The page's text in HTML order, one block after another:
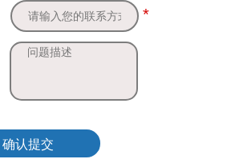
*
确认提交